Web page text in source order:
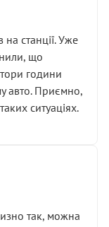
робіт без
потрібно
у
на техніці,
як максимум —
елементарних
станції. Уже
що
години
авто. Приємно,
ситуаціях.
так, можна